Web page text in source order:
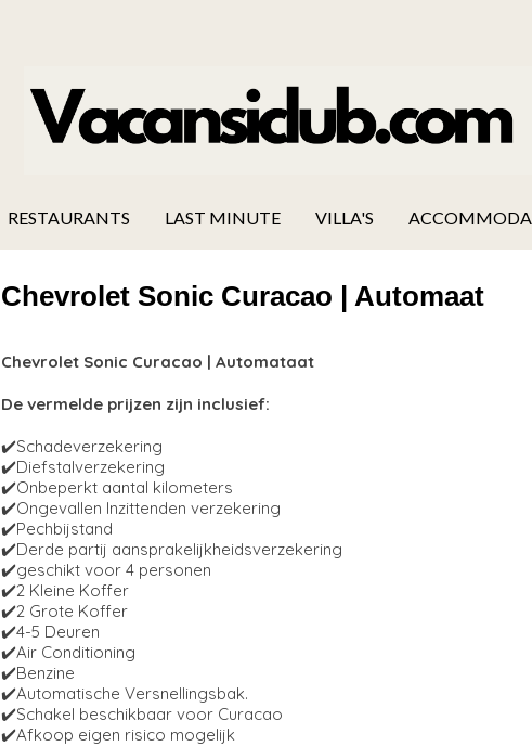
RESTAURANTS LAST MINUTE VILLA'S
Chevrolet Sonic Curacao | Automaat
Chevrolet Sonic Curacao | Automataat
De vermelde prijzen zijn inclusief:
✔️Schadeverzekering
✔️Diefstalverzekering
✔️Onbeperkt aantal kilometers
✔️Ongevallen Inzittenden verzekering
✔️Pechbijstand
✔️Derde partij aansprakelijkheidsverzekering
✔️geschikt voor 4 personen
✔️2 Kleine Koffer
✔️2 Grote Koffer
✔️4-5 Deuren
✔️Air Conditioning
✔️Benzine
✔️Automatische Versnellingsbak.
✔️Schakel beschikbaar voor Curacao
✔️Afkoop eigen risico mogelijk